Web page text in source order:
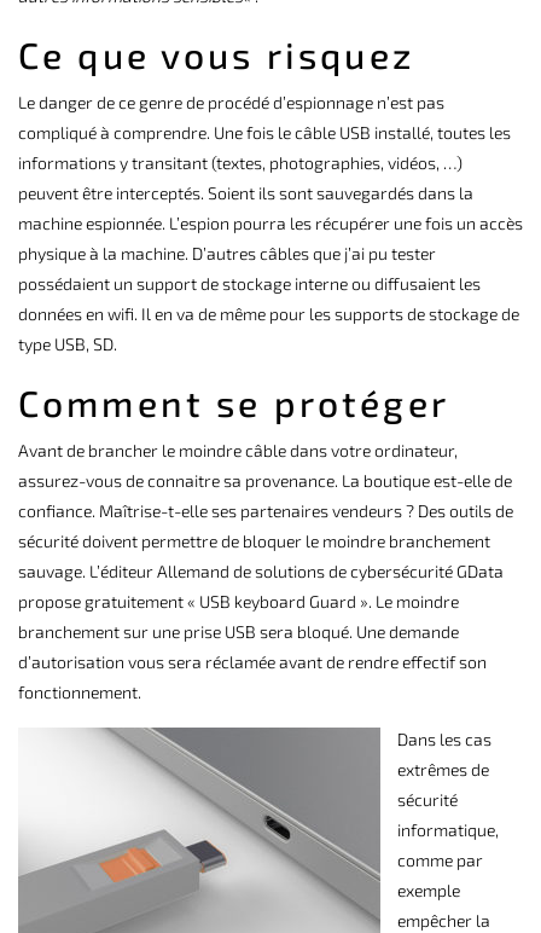
Ce que vous risquez
Le danger de ce genre de procédé d’espionnage n’est pas
compliqué à comprendre. Une fois le câble USB installé, toutes les
informations y transitant (textes, photographies, vidéos, …)
peuvent être interceptés. Soient ils sont sauvegardés dans la
machine espionnée. L’espion pourra les récupérer une fois un accès
physique à la machine. D’autres câbles que j’ai pu tester
possédaient un support de stockage interne ou diffusaient les
données en wifi. Il en va de même pour les supports de stockage de
type USB, SD.
Comment se protéger
Avant de brancher le moindre câble dans votre ordinateur,
assurez-vous de connaitre sa provenance. La boutique est-elle de
confiance. Maîtrise-t-elle ses partenaires vendeurs ? Des outils de
sécurité doivent permettre de bloquer le moindre branchement
sauvage. L’éditeur Allemand de solutions de cybersécurité GData
propose gratuitement « USB keyboard Guard ». Le moindre
branchement sur une prise USB sera bloqué. Une demande
d’autorisation vous sera réclamée avant de rendre effectif son
fonctionnement.
Dans les cas
extrêmes de
sécurité
informatique,
comme par
exemple
empêcher la